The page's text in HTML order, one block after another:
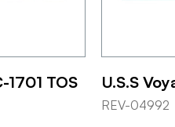
1701 TOS U.S.S
REV-04992